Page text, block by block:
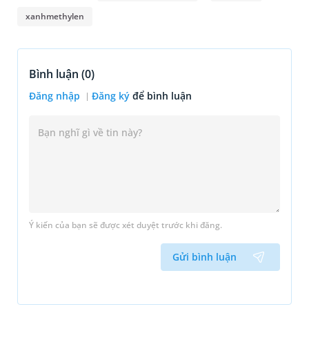
xanhmethylen
Bình luận (0)
Đăng nhập Đăng ký để bình luận
Ý kiến của bạn sẽ được xét duyệt trước khi đăng.
Gửi bình luận